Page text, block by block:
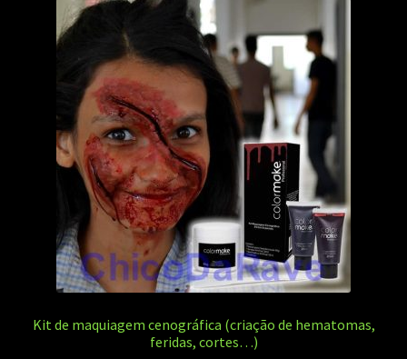
Kit de maquiagem cenográfica (criação de hematomas,
feridas, cortes…)